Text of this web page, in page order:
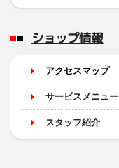
ショップ情報
アクセスマップ
サービスメニュー
スタッフ紹介